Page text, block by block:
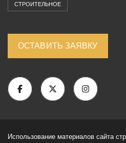
СТРОИТЕЛЬНОЕ
ОСТАВИТЬ ЗАЯВКУ
Использование материалов сайта